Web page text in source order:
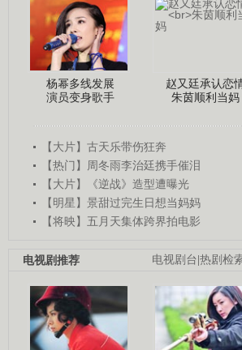
杨幂多线发展
演员变身歌手
赵又廷承认恋
朱茵顺利当妈
【大片】古天乐带伤狂奔
【热门】周冬雨李治廷携手催泪
【大片】《逆战》造型遭曝光
【明星】景甜过完生日想当妈妈
【将映】五月天集体跨界拍电影
电视剧台|热剧检
电视剧推荐